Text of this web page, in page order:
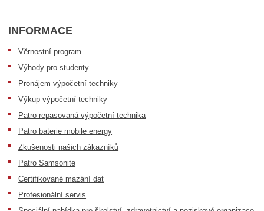
INFORMACE
Věrnostní program
Výhody pro studenty
Pronájem výpočetní techniky
Výkup výpočetní techniky
Patro repasovaná výpočetní technika
Patro baterie mobile energy
Zkušenosti našich zákazníků
Patro Samsonite
Certifikované mazání dat
Profesionální servis